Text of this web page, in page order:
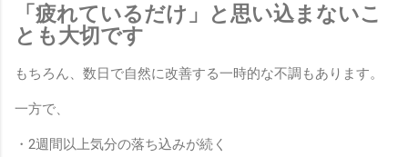
「疲れているだけ」と思い込まないこ
とも大切です
もちろん、数日で自然に改善する一時的な不調もあります。
一方で、
・2週間以上気分の落ち込みが続く